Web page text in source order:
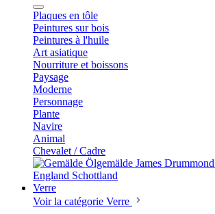
Plaques en tôle
Peintures sur bois
Peintures à l'huile
Art asiatique
Nourriture et boissons
Paysage
Moderne
Personnage
Plante
Navire
Animal
Chevalet / Cadre
Verre
Voir la catégorie Verre